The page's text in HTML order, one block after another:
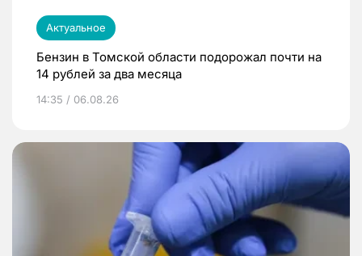
Актуальное
Бензин в Томской области подорожал почти на
14 рублей за два месяца
14:35 / 06.08.26